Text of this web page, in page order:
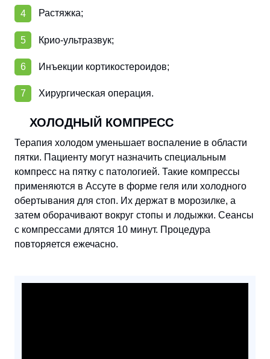
Растяжка;
Крио-ультразвук;
Инъекции кортикостероидов;
Хирургическая операция.
ХОЛОДНЫЙ КОМПРЕСС
Терапия холодом уменьшает воспаление в области
пятки. Пациенту могут назначить специальным
компресс на пятку с патологией. Такие компрессы
применяются в Ассуте в форме геля или холодного
обертывания для стоп. Их держат в морозилке, а
затем оборачивают вокруг стопы и лодыжки. Сеансы
с компрессами длятся 10 минут. Процедура
повторяется ежечасно.